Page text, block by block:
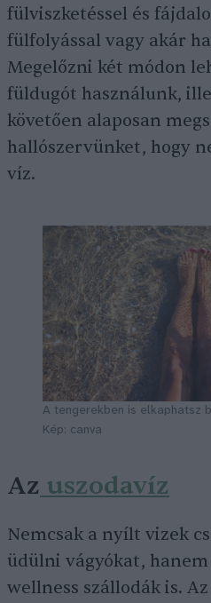
fülviszketéssel és
fülfolyással vagy akár
Megelőzni két módon
füldugót használunk,
követően alaposan
hallószervünket, hogy
víz.
A tengerekben is elkaphatsz
Kép: canva
Az uszodavíz
Nemcsak a nyílt vizek
üdülni vágyókat,
wellness szállodák is.